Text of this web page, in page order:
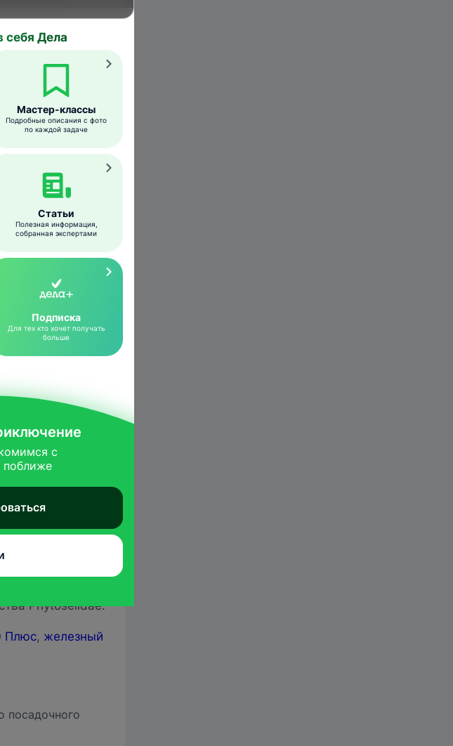
листьев,
В самом
они
отправляются
и цветки, где
Research Service,
которые
и на
остаются
Phytoseiidae.
Плюс, железный
посадочного
себя Дела
Мастер-классы
Подробные описания с фото
по каждой задаче
Статьи
Полезная информация,
собранная экспертами
Подписка
Для тех кто хочет получать
больше
с